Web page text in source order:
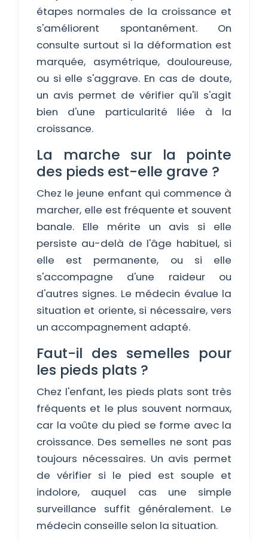
étapes normales de la croissance et
s'améliorent spontanément. On
consulte surtout si la déformation est
marquée, asymétrique, douloureuse,
ou si elle s'aggrave. En cas de doute,
un avis permet de vérifier qu'il s'agit
bien d'une particularité liée à la
croissance.
La marche sur la pointe
des pieds est-elle grave ?
Chez le jeune enfant qui commence à
marcher, elle est fréquente et souvent
banale. Elle mérite un avis si elle
persiste au-delà de l'âge habituel, si
elle est permanente, ou si elle
s'accompagne d'une raideur ou
d'autres signes. Le médecin évalue la
situation et oriente, si nécessaire, vers
un accompagnement adapté.
Faut-il des semelles pour
les pieds plats ?
Chez l'enfant, les pieds plats sont très
fréquents et le plus souvent normaux,
car la voûte du pied se forme avec la
croissance. Des semelles ne sont pas
toujours nécessaires. Un avis permet
de vérifier si le pied est souple et
indolore, auquel cas une simple
surveillance suffit généralement. Le
médecin conseille selon la situation.